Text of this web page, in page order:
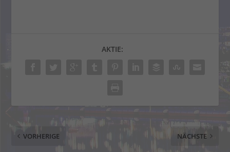
AKTIE:
VORHERIGE NÄCHSTE